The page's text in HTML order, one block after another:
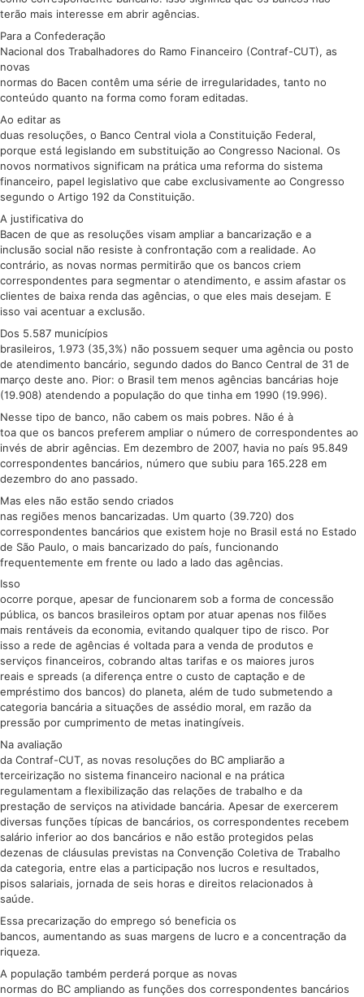
terão mais interesse em abrir agências.
Para a Confederação
Nacional dos Trabalhadores do Ramo Financeiro (Contraf-CUT), as
novas
normas do Bacen contêm uma série de irregularidades, tanto no
conteúdo quanto na forma como foram editadas.
Ao editar as
duas resoluções, o Banco Central viola a Constituição Federal,
porque está legislando em substituição ao Congresso Nacional. Os
novos normativos significam na prática uma reforma do sistema
financeiro, papel legislativo que cabe exclusivamente ao Congresso
segundo o Artigo 192 da Constituição.
A justificativa do
Bacen de que as resoluções visam ampliar a bancarização e a
inclusão social não resiste à confrontação com a realidade. Ao
contrário, as novas normas permitirão que os bancos criem
correspondentes para segmentar o atendimento, e assim afastar os
clientes de baixa renda das agências, o que eles mais desejam. E
isso vai acentuar a exclusão.
Dos 5.587 municípios
brasileiros, 1.973 (35,3%) não possuem sequer uma agência ou posto
de atendimento bancário, segundo dados do Banco Central de 31 de
março deste ano. Pior: o Brasil tem menos agências bancárias hoje
(19.908) atendendo a população do que tinha em 1990 (19.996).
Nesse tipo de banco, não cabem os mais pobres. Não é à
toa que os bancos preferem ampliar o número de correspondentes ao
invés de abrir agências. Em dezembro de 2007, havia no país 95.849
correspondentes bancários, número que subiu para 165.228 em
dezembro do ano passado.
Mas eles não estão sendo criados
nas regiões menos bancarizadas. Um quarto (39.720) dos
correspondentes bancários que existem hoje no Brasil está no Estado
de São Paulo, o mais bancarizado do país, funcionando
frequentemente em frente ou lado a lado das agências.
Isso
ocorre porque, apesar de funcionarem sob a forma de concessão
pública, os bancos brasileiros optam por atuar apenas nos filões
mais rentáveis da economia, evitando qualquer tipo de risco. Por
isso a rede de agências é voltada para a venda de produtos e
serviços financeiros, cobrando altas tarifas e os maiores juros
reais e spreads (a diferença entre o custo de captação e de
empréstimo dos bancos) do planeta, além de tudo submetendo a
categoria bancária a situações de assédio moral, em razão da
pressão por cumprimento de metas inatingíveis.
Na avaliação
da Contraf-CUT, as novas resoluções do BC ampliarão a
terceirização no sistema financeiro nacional e na prática
regulamentam a flexibilização das relações de trabalho e da
prestação de serviços na atividade bancária. Apesar de exercerem
diversas funções típicas de bancários, os correspondentes recebem
salário inferior ao dos bancários e não estão protegidos pelas
dezenas de cláusulas previstas na Convenção Coletiva de Trabalho
da categoria, entre elas a participação nos lucros e resultados,
pisos salariais, jornada de seis horas e direitos relacionados à
saúde.
Essa precarização do emprego só beneficia os
bancos, aumentando as suas margens de lucro e a concentração da
riqueza.
A população também perderá porque as novas
normas do BC ampliando as funções dos correspondentes bancários